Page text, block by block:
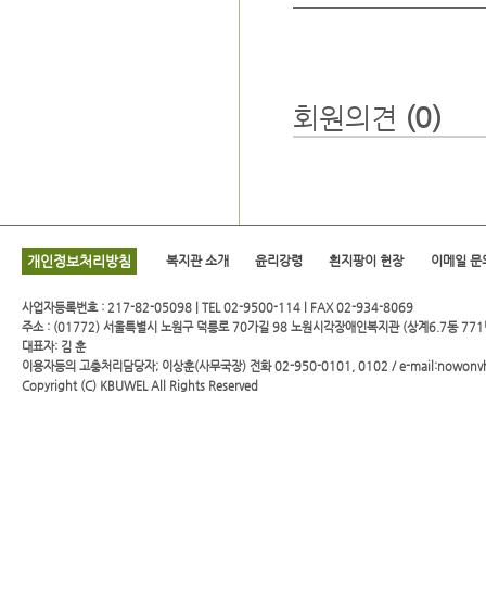
회원의견 (0)
개인정보처리방침 복지관 소개 윤리강령 흰지팡이 헌장 이메일 문
사업자등록번호 : 217-82-05098 | TEL 02-9500-114 l FAX 02-934-8069
주소 : (01772) 서울특별시 노원구 덕릉로 70가길 98 노원시각장애인복지관 (상계6.7동 771
대표자: 김 훈
이용자등의 고충처리담당자; 이상훈(사무국장) 전화 02-950-0101, 0102 / e-
Copyright (C) KBUWELAll Rights Reserved